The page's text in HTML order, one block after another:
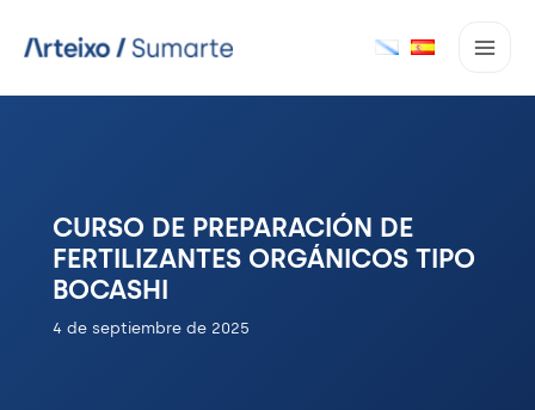
CURSO DE PREPARACIÓN DE
FERTILIZANTES ORGÁNICOS TIPO
BOCASHI
4 de septiembre de 2025